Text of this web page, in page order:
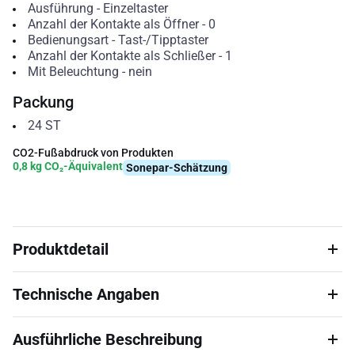
Ausführung - Einzeltaster
Anzahl der Kontakte als Öffner- 0
Bedienungsart- Tast-/Tipptaster
Anzahl der Kontakte als Schließer- 1
Mit Beleuchtung - nein
Packung
24 ST
CO2-Fußabdruck von Produkten
0,8 kg CO₂-Äquivalent Sonepar-Schätzung
Produktdetail
Technische Angaben
Ausführliche Beschreibung